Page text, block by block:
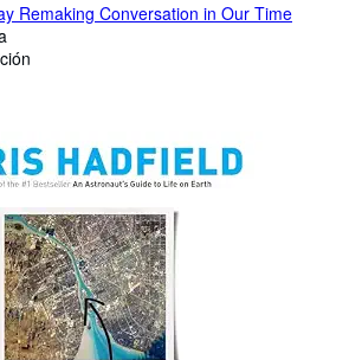
Remaking Conversation in Our Time